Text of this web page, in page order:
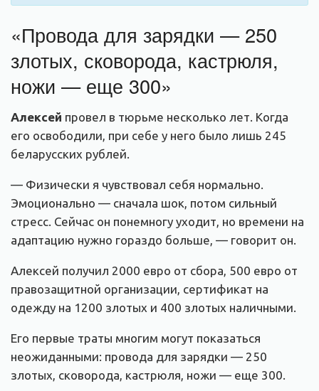
«Провода для зарядки — 250
злотых, сковорода, кастрюля,
ножи — еще 300»
Алексей провел в тюрьме несколько лет. Когда
его освободили, при себе у него было лишь 245
беларусских рублей.
— Физически я чувствовал себя нормально.
Эмоционально — сначала шок, потом сильный
стресс. Сейчас он понемногу уходит, но времени на
адаптацию нужно гораздо больше, — говорит он.
Алексей получил 2000 евро от сбора, 500 евро от
правозащитной организации, сертификат на
одежду на 1200 злотых и 400 злотых наличными.
Его первые траты многим могут показаться
неожиданными: провода для зарядки — 250
злотых, сковорода, кастрюля, ножи — еще 300.